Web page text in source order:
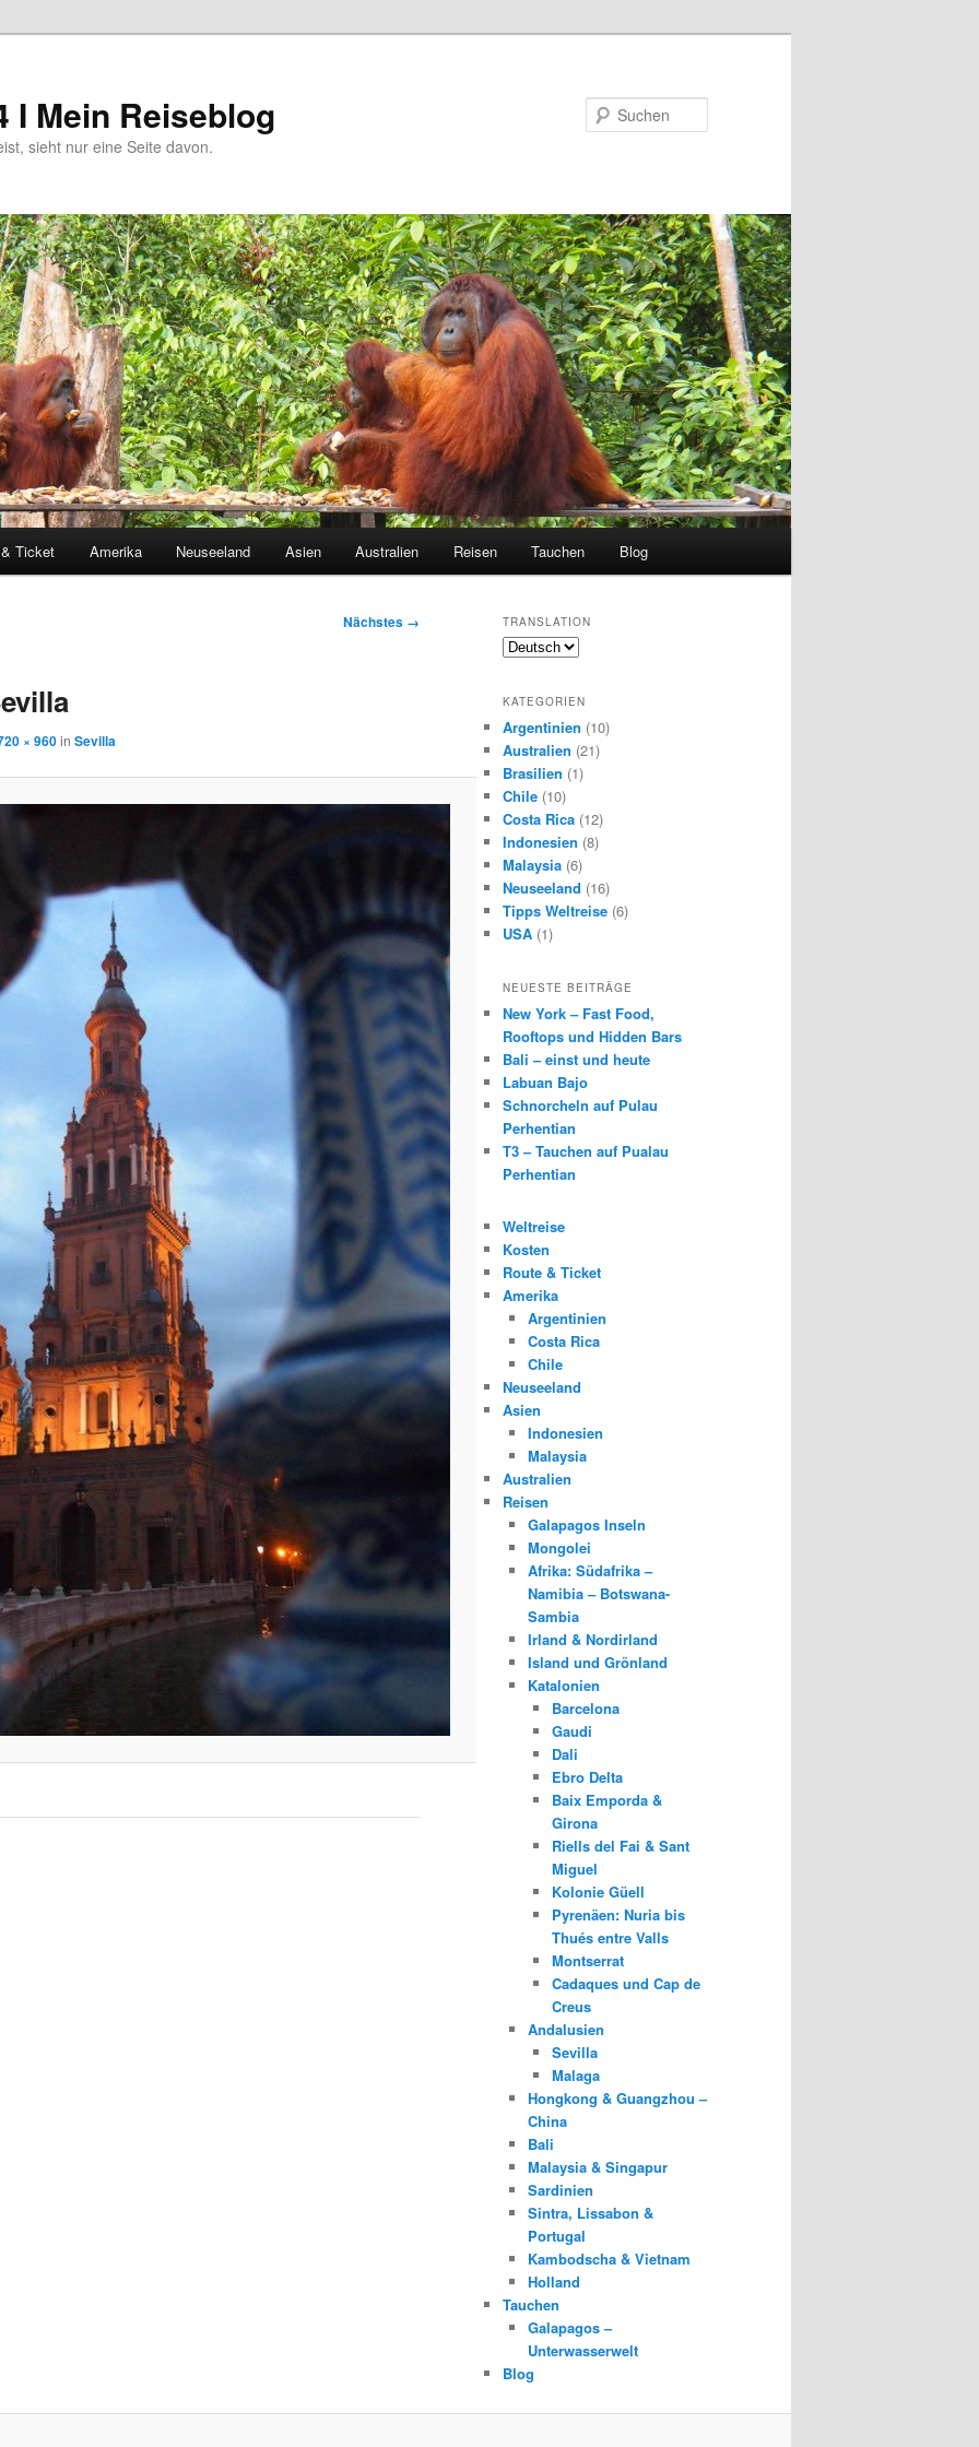
I Mein Reiseblog
sieht nur eine Seite davon.
Ticket Amerika Neuseeland Asien Australien Reisen Tauchen Blog
Nächstes →
× 960in Sevilla
TRANSLATION
KATEGORIEN
Argentinien (10)
Australien (21)
Brasilien (1)
Chile (10)
Costa Rica (12)
Indonesien (8)
Malaysia (6)
Neuseeland (16)
Tipps Weltreise (6)
USA (1)
NEUESTE BEITRÄGE
New York – Fast Food,
Rooftops und Hidden Bars
Bali – einst und heute
Labuan Bajo
Schnorcheln auf Pulau
Perhentian
T3 – Tauchen auf Pualau
Perhentian
Weltreise
Kosten
Route & Ticket
Amerika
Argentinien
Costa Rica
Chile
Neuseeland
Asien
Indonesien
Malaysia
Australien
Reisen
Galapagos Inseln
Mongolei
Afrika: Südafrika –
Namibia – Botswana-
Sambia
Irland & Nordirland
Island und Grönland
Katalonien
Barcelona
Gaudi
Dali
Ebro Delta
Baix Emporda &
Girona
Riells del Fai & Sant
Miguel
Kolonie Güell
Pyrenäen: Nuria bis
Thués entre Valls
Montserrat
Cadaques und Cap de
Creus
Andalusien
Sevilla
Malaga
Hongkong & Guangzhou –
China
Bali
Malaysia & Singapur
Sardinien
Sintra, Lissabon &
Portugal
Kambodscha & Vietnam
Holland
Tauchen
Galapagos –
Unterwasserwelt
Blog